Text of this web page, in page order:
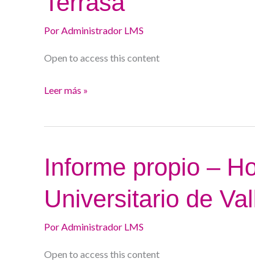
PorAdministrador LMS
Open to access this content
Sanitari
Leer más »
Informe propio –
Universitario de
PorAdministrador LMS
Open to access this content
Informe
propio
Clínico